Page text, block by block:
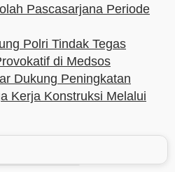
Pascasarjana Periode
Polri Tindak Tegas
di Medsos
Dukung Peningkatan
Kerja Konstruksi Melalui